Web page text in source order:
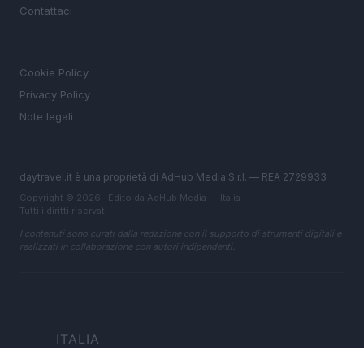
Contattaci
Cookie Policy
Privacy Policy
Note legali
daytravel.it è una proprietà di AdHub Media S.r.l. — REA 2729933
Copyright © 2026 · Edito da AdHub Media — Italia
Tutti i diritti riservati
I contenuti sono curati dalla redazione con il supporto di strumenti digitali e
realizzati in collaborazione con autori indipendenti.
ITALIA